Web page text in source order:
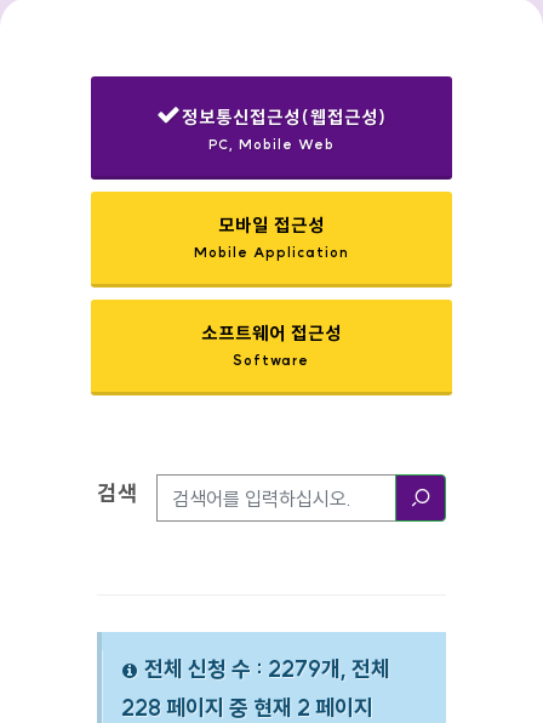
정보통신접근성(웹접근성)
PC, Mobile Web
모바일 접근성
Mobile Application
소프트웨어 접근성
Software
검색옵션
검색
전체 신청 수 : 2279개, 전체
228 페이지 중 현재 2 페이지